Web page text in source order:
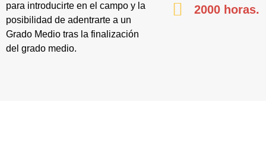
para introducirte en el campo y la
posibilidad de adentrarte a un
Grado Medio tras la finalización
del grado medio.
2000 horas.